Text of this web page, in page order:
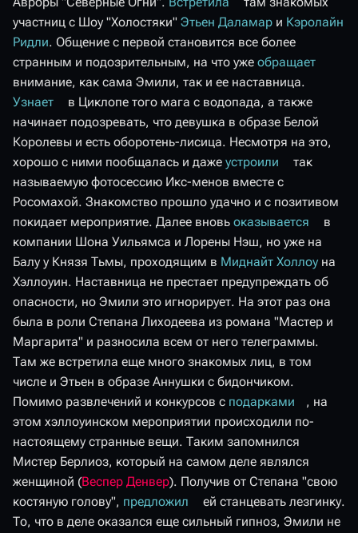
участниц с Шоу "Холостяки" Этьен Даламар и Кэролайн
Ридли. Общение с первой становится все более
странным и подозрительным, на что уже обращает
внимание, как сама Эмили, так и ее наставница.
Узнает
в Циклопе того мага с водопада, а также
начинает подозревать, что девушка в образе Белой
Королевы и есть оборотень-лисица. Несмотря на это,
хорошо с ними пообщалась и даже устроили
так
называемую фотосессию Икс-менов вместе с
Росомахой. Знакомство прошло удачно и с позитивом
покидает мероприятие. Далее вновь оказывается
в
компании Шона Уильямса и Лорены Нэш, но уже на
Балу у Князя Тьмы, проходящим в Миднайт Холлоу на
Хэллоуин. Наставница не престает предупреждать об
опасности, но Эмили это игнорирует. На этот раз она
была в роли Степана Лиходеева из романа "Мастер и
Маргарита" и разносила всем от него телеграммы.
Там же встретила еще много знакомых лиц, в том
числе и Этьен в образе Аннушки с бидончиком.
Помимо развлечений и конкурсов с подарками
, на
этом хэллоуинском мероприятии происходили по-
настоящему странные вещи. Таким запомнился
Мистер Берлиоз, который на самом деле являлся
женщиной (Веспер Денвер). Получив от Степана "свою
костяную голову", предложил
ей станцевать лезгинку.
То, что в деле оказался еще сильный гипноз, Эмили не